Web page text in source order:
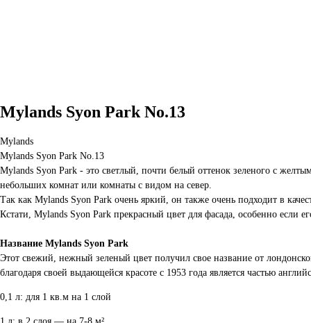
Mylands Syon Park No.13
Mylands
Mylands Syon Park No.13
Mylands Syon Park - это светлый, почти белый оттенок зеленого с
небольших комнат или комнаты с видом на север.
Так как Mylands Syon Park очень яркий, он также очень подходит в
Кстати, Mylands Syon Park прекрасный цвет для фасада, особенно если
Название Mylands Syon Park
Этот свежий, нежный зеленый цвет получил свое название от
благодаря своей выдающейся красоте с 1953 года является частью
0,1 л: для 1 кв.м на 1 слой